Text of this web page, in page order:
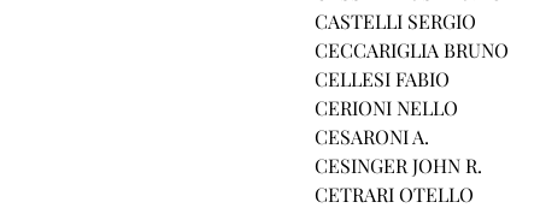
CASTELLI SERGIO
CECCARIGLIA BRUNO
CELLESI FABIO
CERIONI NELLO
CESARONI A.
CESINGER JOHN R.
CETRARI OTELLO